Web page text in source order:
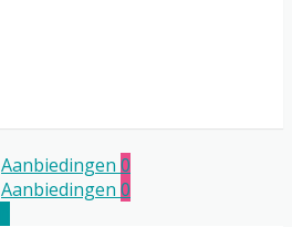
Aanbiedingen 0
Aanbiedingen 0